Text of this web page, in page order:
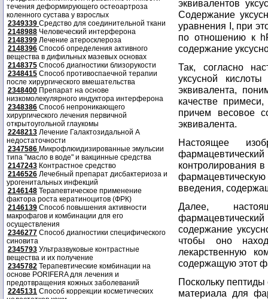
течения деформирующего остеоартроза
коленного сустава у взрослых
2349339 Средство для соединительной ткани
2148988 Человеческий интерферона
2148399 Лечение атеросклероза
2148396 Способ определения активного
вещества в дифильных мазевых основах
2148375 Способ диагностики близорукости
2348415 Способ противоспаечной терапии
после хирургического вмешательства
2348400 Препарат на основе
низкомолекулярного индуктора интерферона
2348386 Способ непроникающего
хирургического лечения первичной
открытоугольной глаукомы
2248213 Лечение Галактозидальной А
недостаточности
2347586 Микрофлюидизированные эмульсии
типа "масло в воде" и вакцинные средства
2147243 Контрастное средство
2146526 Лечебный препарат дисбактериоза и
урогенитальных инфекций
2146148 Терапевтическое применение
фактора роста кератиноцитов (ФРК)
2146139 Способ повышения активности
макрофагов и комбинации для его
осуществления
2346277 Способ диагностики специфического
синовита
2345793 Ультразвуковые контрастные
вещества и их получение
2345782 Терапевтические комбинации на
основе PORIFERA для лечения и
предотвращения кожных заболеваний
2245131 Способ коррекции косметических
эквивалентов
Содержание
уравнения I, при
по отношению к
содержание
Так, согласно
уксусной
эквивалента,
качестве
причем весовое
эквивалента.
Настоящее
контролирования
введения,
Далее,
содержание
чтобы оно
лекарственную
содержащую этот
Поскольку
материала для